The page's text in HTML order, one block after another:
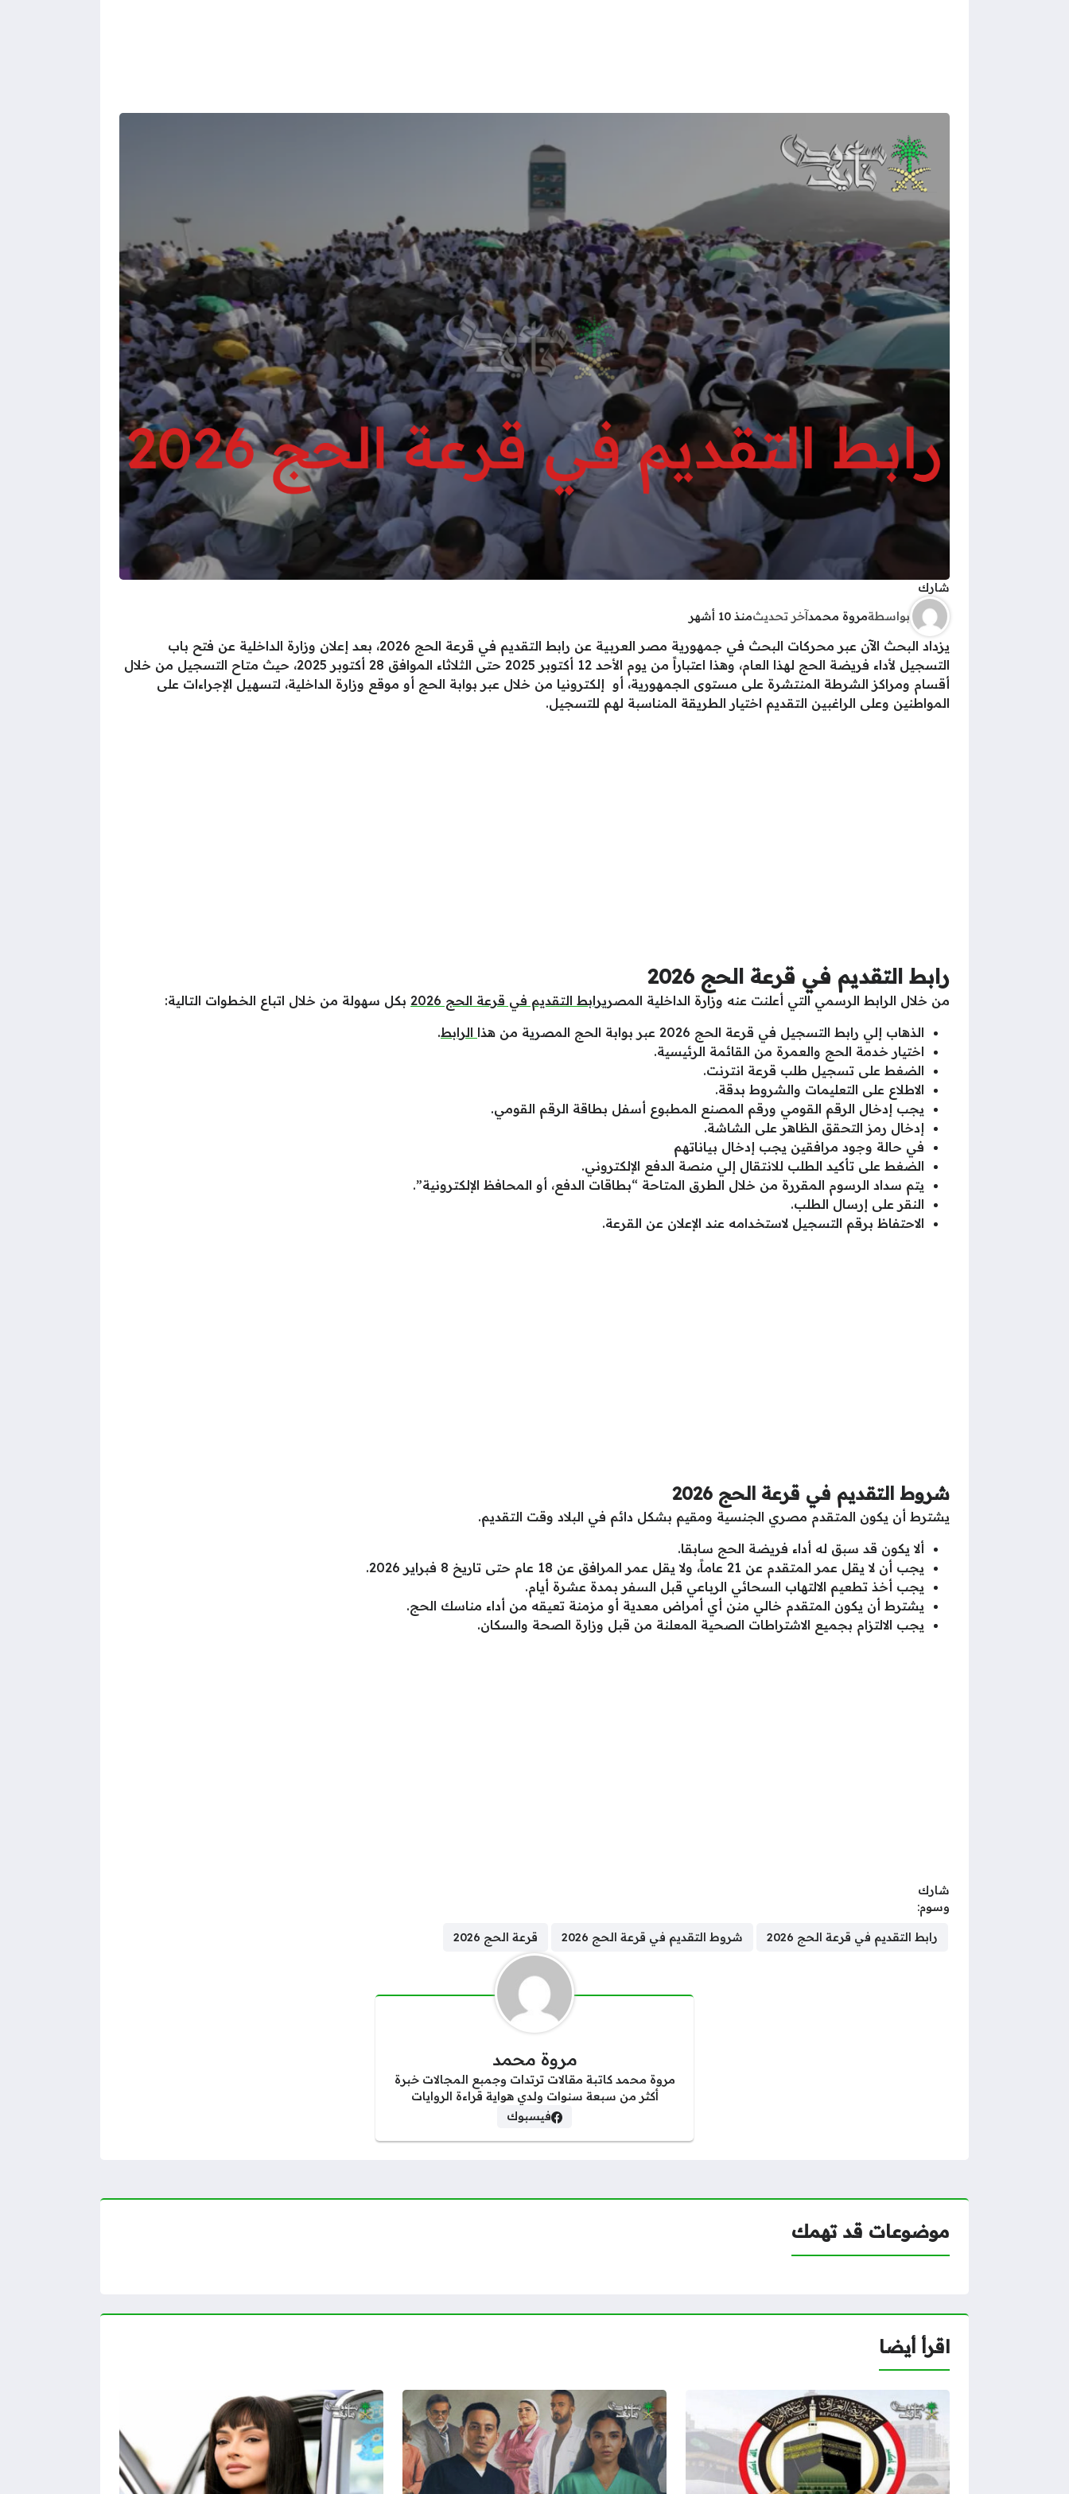
شارك
بواسطةمروة محمدآخر تحديثمنذ 10 أشهر
يزداد البحث الآن عبر محركات البحث في جمهورية مصر العربية عن رابط التقديم في قرعة الحج 2026، بعد إعلان وزارة الداخلية عن فتح باب
التسجيل لأداء فريضة الحج لهذا العام، وهذا اعتباراً من يوم الأحد 12 أكتوبر 2025 حتى الثلاثاء الموافق 28 أكتوبر 2025، حيث متاح التسجيل من خلال
أقسام ومراكز الشرطة المنتشرة على مستوى الجمهورية، أو إلكترونيا من خلال عبر بوابة الحج أو موقع وزارة الداخلية، لتسهيل الإجراءات على
المواطنين وعلى الراغبين التقديم اختيار الطريقة المناسبة لهم للتسجيل.
رابط التقديم في قرعة الحج 2026
من خلال الرابط الرسمي التي أعلنت عنه وزارة الداخلية المصريرابط التقديم في قرعة الحج 2026
بكل سهولة من خلال اتباع الخطوات التالية:
الذهاب إلي رابط التسجيل في قرعة الحج 2026 عبر بوابة الحج المصرية من هذا
الرابط.
اختيار خدمة الحج والعمرة من القائمة الرئيسية.
الضغط على تسجيل طلب قرعة انترنت.
الاطلاع على التعليمات والشروط بدقة.
يجب إدخال الرقم القومي ورقم المصنع المطبوع أسفل بطاقة الرقم القومي.
إدخال رمز التحقق الظاهر على الشاشة.
في حالة وجود مرافقين يجب إدخال بياناتهم
الضغط على تأكيد الطلب للانتقال إلي منصة الدفع الإلكتروني.
يتم سداد الرسوم المقررة من خلال الطرق المتاحة “بطاقات الدفع، أو المحافظ الإلكترونية”.
النقر على إرسال الطلب.
الاحتفاظ برقم التسجيل لاستخدامه عند الإعلان عن القرعة.
شروط التقديم في قرعة الحج 2026
يشترط أن يكون المتقدم مصري الجنسية ومقيم بشكل دائم في البلاد وقت التقديم.
ألا يكون قد سبق له أداء فريضة الحج سابقا.
يجب أن لا يقل عمر المتقدم عن 21 عاماً، ولا يقل عمر المرافق عن 18 عام حتى تاريخ 8 فبراير 2026.
يجب أخذ تطعيم الالتهاب السحائي الرباعي قبل السفر بمدة عشرة أيام.
يشترط أن يكون المتقدم خالي منن أي أمراض معدية أو مزمنة تعيقه من أداء مناسك الحج.
يجب الالتزام بجميع الاشتراطات الصحية المعلنة من قبل وزارة الصحة والسكان.
شارك
وسوم:
رابط التقديم في قرعة الحج 2026 شروط التقديم في قرعة الحج 2026 قرعة الحج 2026
مروة محمد
مروة محمد كاتبة مقالات ترتدات وجمبع المجالات خبرة
أكثر من سبعة سنوات ولدي هواية قراءة الروايات
فيسبوك
موضوعات قد تهمك
اقرأ أيضا